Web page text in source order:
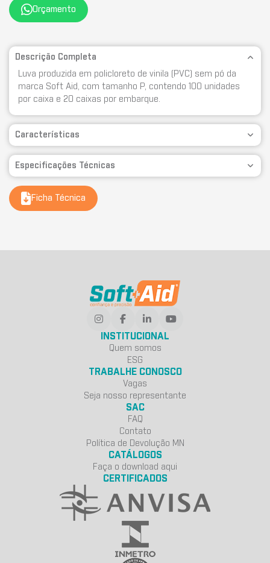
Orçamento
Descrição Completa
Luva produzida em policloreto de vinila (PVC) sem pó da
marca Soft Aid, com tamanho P, contendo 100 unidades
por caixa e 20 caixas por embarque.
Características
Especificações Técnicas
Ficha Técnica
INSTITUCIONAL
Quem somos
ESG
TRABALHE CONOSCO
Vagas
Seja nosso representante
SAC
FAQ
Contato
Política de Devolução MN
CATÁLOGOS
Faça o download aqui
CERTIFICADOS